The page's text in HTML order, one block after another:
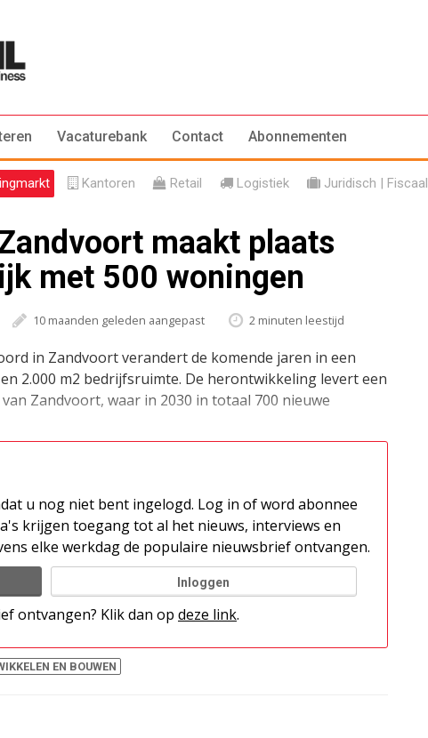
Vacaturebank Contact Abonnementen
Kantoren Retail Logistiek Juridisch | Fiscaal
maakt plaats
met 500 woningen
10 maanden geleden aangepast 2 minuten leestijd
in Zandvoort verandert de komende jaren in een
2.000 m2 bedrijfsruimte. De herontwikkeling levert een
Zandvoort, waar in 2030 in totaal 700 nieuwe
u nog niet bent ingelogd. Log in of word abonnee
krijgen toegang tot al het nieuws, interviews en
elke werkdag de populaire nieuwsbrief ontvangen.
Inloggen
ontvangen? Klik dan op deze link.
EN BOUWEN